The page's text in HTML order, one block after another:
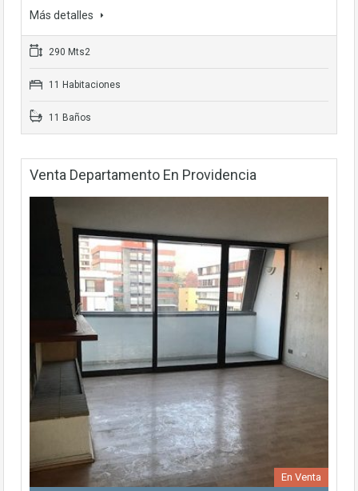
Más detalles
290 Mts2
11 Habitaciones
11 Baños
Venta Departamento En Providencia
En Venta